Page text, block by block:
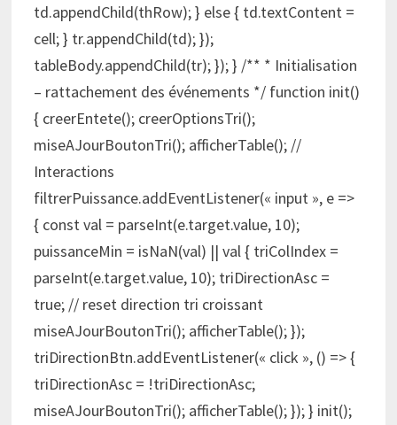
td.appendChild(thRow); } else { td.textContent =
cell; } tr.appendChild(td); });
tableBody.appendChild(tr); }); } /** * Initialisation
– rattachement des événements */ function init()
{ creerEntete(); creerOptionsTri();
miseAJourBoutonTri(); afficherTable(); //
Interactions
filtrerPuissance.addEventListener(« input », e =>
{ const val = parseInt(e.target.value, 10);
puissanceMin = isNaN(val) || val { triColIndex =
parseInt(e.target.value, 10); triDirectionAsc =
true; // reset direction tri croissant
miseAJourBoutonTri(); afficherTable(); });
triDirectionBtn.addEventListener(« click », () => {
triDirectionAsc = !triDirectionAsc;
miseAJourBoutonTri(); afficherTable(); }); } init();